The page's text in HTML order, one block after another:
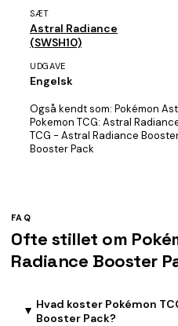
SÆT
Astral Radiance
(SWSH10)
UDGAVE
Engelsk
Også kendt som: Pokémon
Pokemon TCG: Astral
TCG - Astral Radiance
Booster Pack
FAQ
Ofte stillet om
Radiance Booster
Hvad koster Pokémon
Booster Pack?